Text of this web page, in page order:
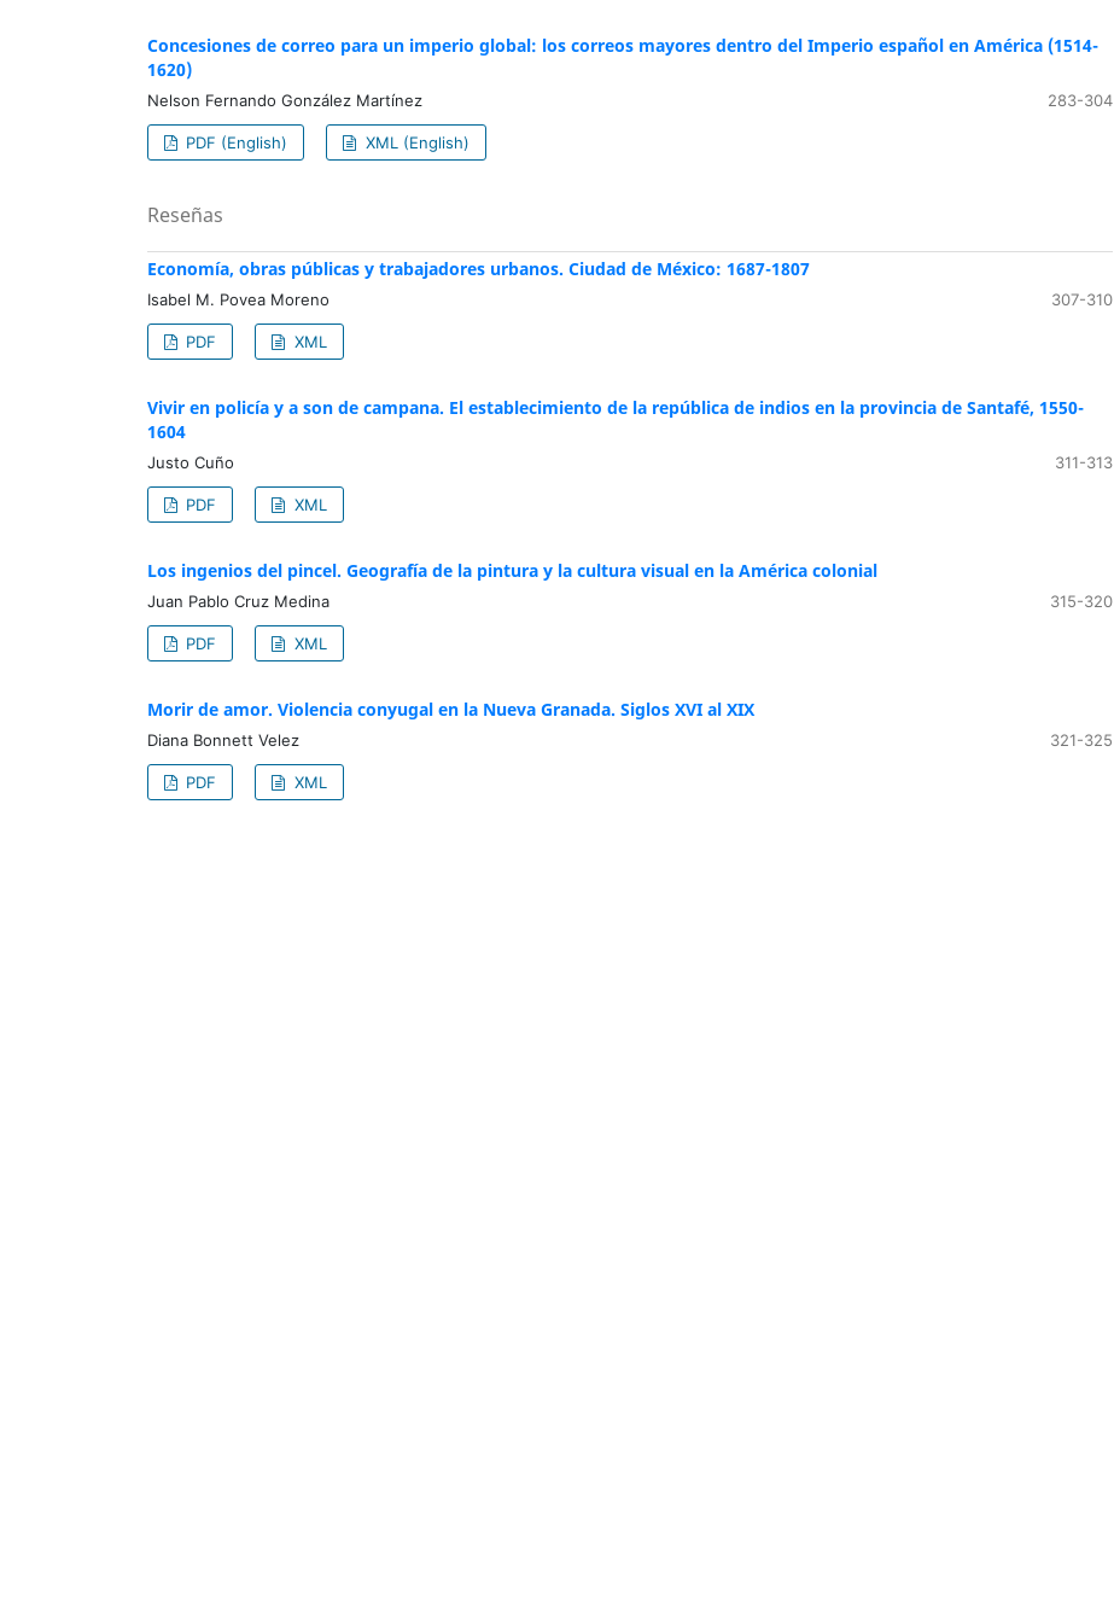
Concesiones de correo para un imperio global: los correos mayores dentro del Imperio español en América (1514-
1620)
Nelson Fernando González Martínez 283-304
PDF (English) XML (English)
Reseñas
Economía, obras públicas y trabajadores urbanos. Ciudad de México: 1687-1807
Isabel M. Povea Moreno 307-310
PDF XML
Vivir en policía y a son de campana. El establecimiento de la república de indios en la provincia de Santafé, 1550-
1604
Justo Cuño 311-313
PDF XML
Los ingenios del pincel. Geografía de la pintura y la cultura visual en la América colonial
Juan Pablo Cruz Medina 315-320
PDF XML
Morir de amor. Violencia conyugal en la Nueva Granada. Siglos XVI al XIX
Diana Bonnett Velez 321-325
PDF XML